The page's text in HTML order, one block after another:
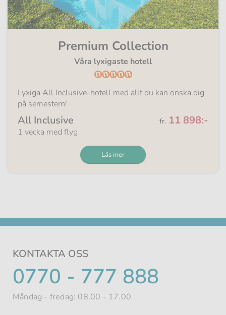
Premium Collection
Våra lyxigaste hotell
Lyxiga All Inclusive-hotell med allt du kan önska dig
på semestern!
All Inclusive Från
fr. 11 898:-
1 vecka med flyg
Läs mer
KONTAKTA OSS
TELEFONNUMMER
0770 - 777 888
Måndag - fredag: 08.00 - 17.00